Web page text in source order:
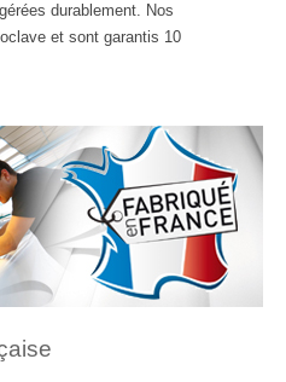
durablement. Nos
et sont garantis 10